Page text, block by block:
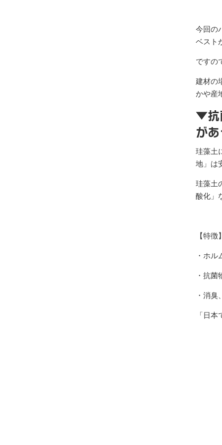
今回の
ベスト
ですの
建材の
かや産
▼抗
が
珪藻土
地」は
珪藻土
酸化」
【特徴
・ホ
・抗菌
・消
「日